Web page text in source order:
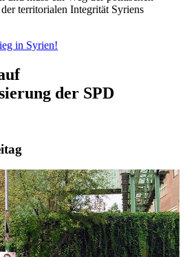
territorialen Integrität Syriens
in Syrien!
der SPD